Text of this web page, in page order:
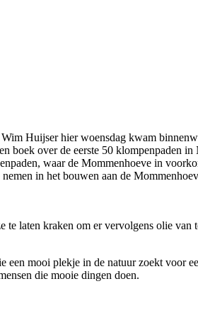
Huijser hier woensdag kwam
boek over de eerste 50 klompenpaden
waar de Mommenhoeve in
in het bouwen aan de
laten kraken om er vervolgens olie van
een mooi plekje in de natuur zoekt
die mooie dingen doen.